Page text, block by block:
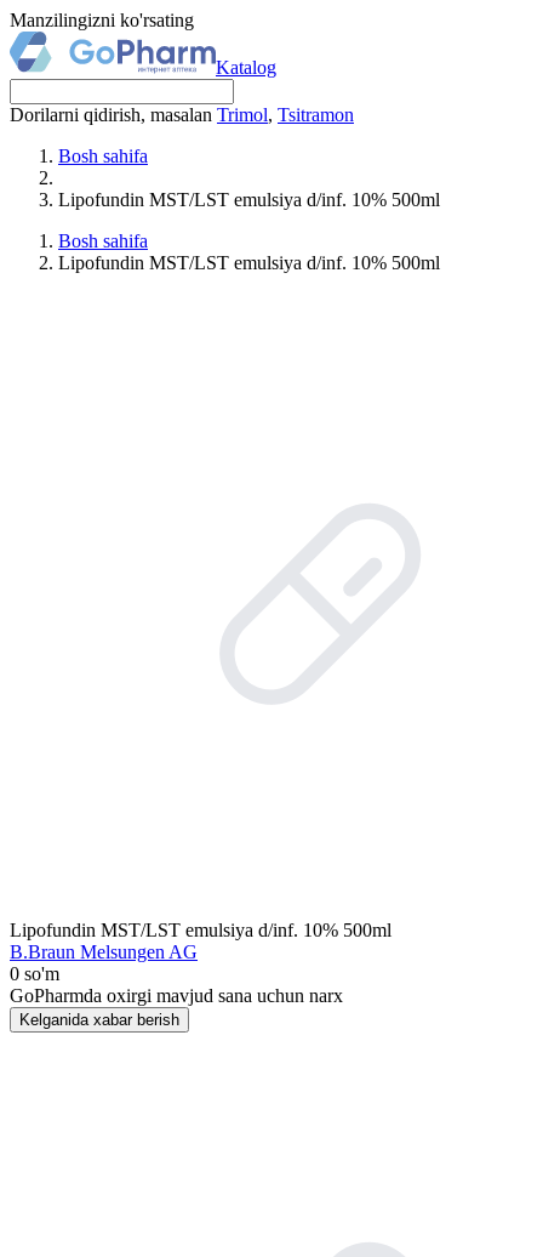
Manzilingizni ko'rsating
Katalog
Dorilarni qidirish, masalan Trimol, Tsitramon
Bosh sahifa
Lipofundin MST/LST emulsiya d/inf. 10% 500ml
Bosh sahifa
Lipofundin MST/LST emulsiya d/inf. 10% 500ml
Lipofundin MST/LST emulsiya d/inf. 10% 500ml
B.Braun Melsungen AG
0 so'm
GoPharmda oxirgi mavjud sana uchun narx
Kelganida xabar berish